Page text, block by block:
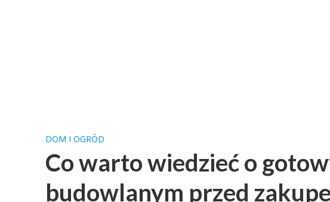
DOM I OGRÓD
Co warto wiedzieć o
budowlanym przed